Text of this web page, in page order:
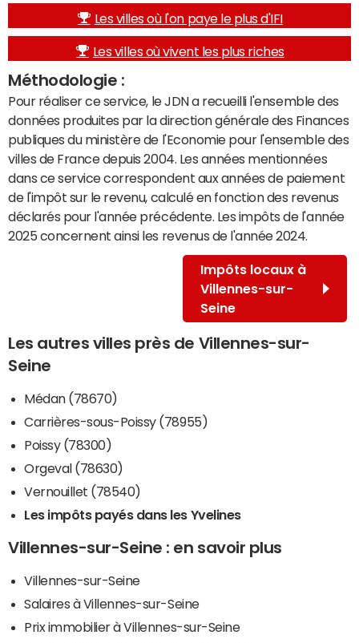
Les villes où l'on paye le plus d'IFI
Les villes où vivent les plus riches
Méthodologie :
Pour réaliser ce service, le JDN a recueilli l'ensemble des
données produites par la direction générale des Finances
publiques du ministère de l'Economie pour l'ensemble des
villes de France depuis 2004. Les années mentionnées
dans ce service correspondent aux années de paiement
de l'impôt sur le revenu, calculé en fonction des revenus
déclarés pour l'année précédente. Les impôts de l'année
2025 concernent ainsi les revenus de l'année 2024.
Impôts locaux à
Villennes-sur-
Seine
Les autres villes près de Villennes-sur-
Seine
Médan (78670)
Carrières-sous-Poissy (78955)
Poissy (78300)
Orgeval (78630)
Vernouillet (78540)
Les impôts payés dans les Yvelines
Villennes-sur-Seine : en savoir plus
Villennes-sur-Seine
Salaires à Villennes-sur-Seine
Prix immobilier à Villennes-sur-Seine